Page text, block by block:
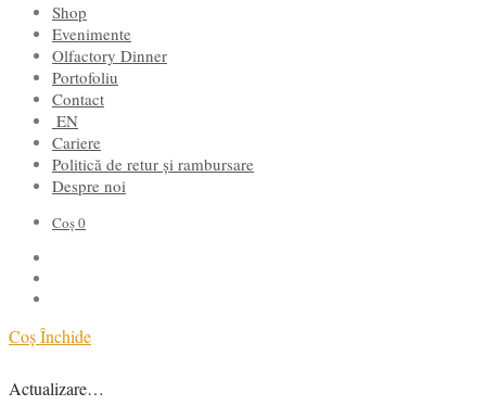
Shop
Evenimente
Olfactory Dinner
Portofoliu
Contact
EN
Cariere
Politică de retur și rambursare
Despre noi
Coș0
CoșÎnchide
Actualizare…